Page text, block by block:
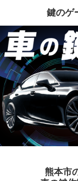
鍵のゲ
熊本市